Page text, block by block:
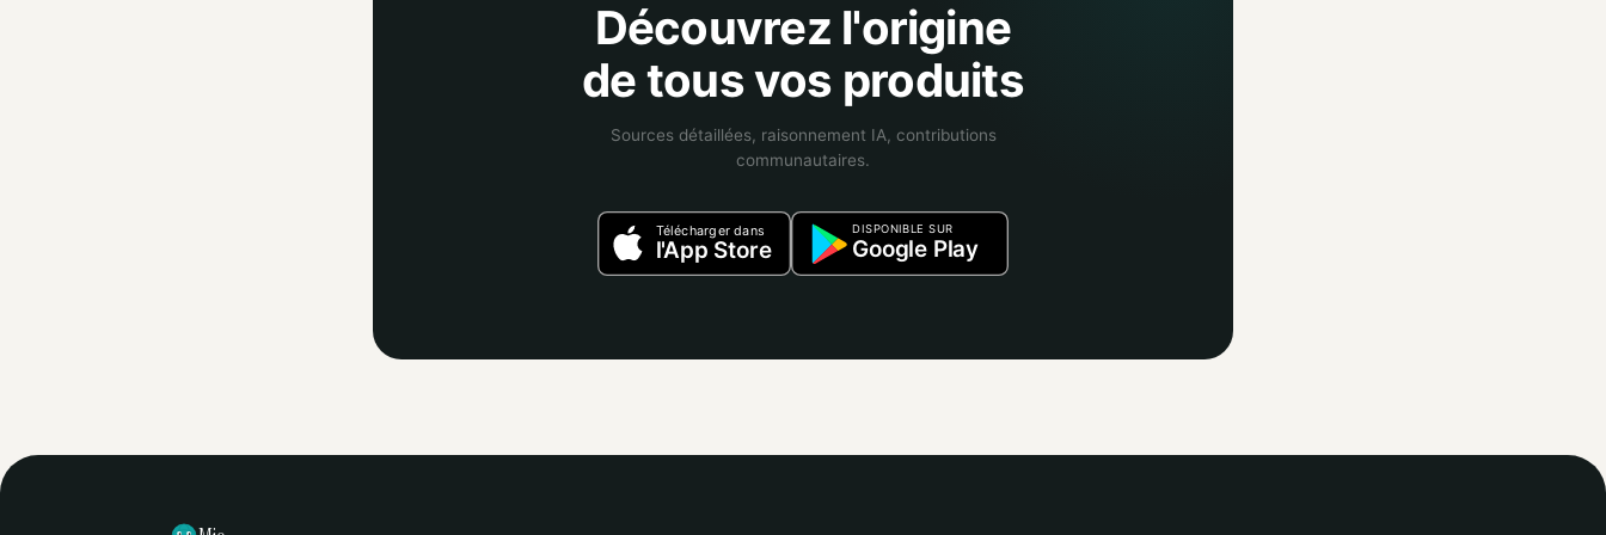
Découvrez l'origine
de tous vos produits
Sources détaillées, raisonnement IA, contributions
communautaires.
Télécharger dans
l'App Store
DISPONIBLE SUR
Google Play